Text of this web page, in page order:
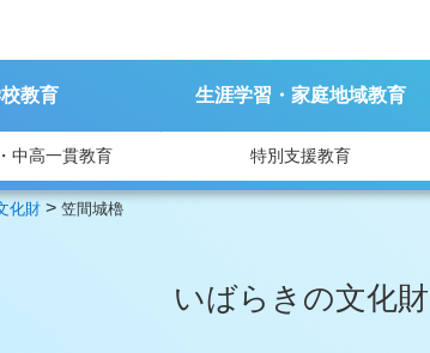
教育 生涯学習・家庭地域教育
中高一貫教育 特別支援教育
化財 >笠間城櫓
いばらきの文化財